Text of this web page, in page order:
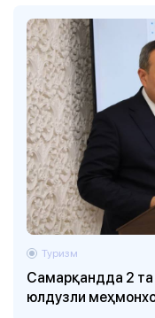
Самарқандда 2 та
юлдузли
Туризм